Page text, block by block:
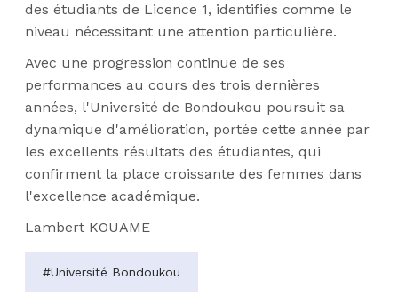
des étudiants de Licence 1, identifiés comme le
niveau nécessitant une attention particulière.
Avec une progression continue de ses
performances au cours des trois dernières
années, l'Université de Bondoukou poursuit sa
dynamique d'amélioration, portée cette année par
les excellents résultats des étudiantes, qui
confirment la place croissante des femmes dans
l'excellence académique.
Lambert KOUAME
#Université Bondoukou